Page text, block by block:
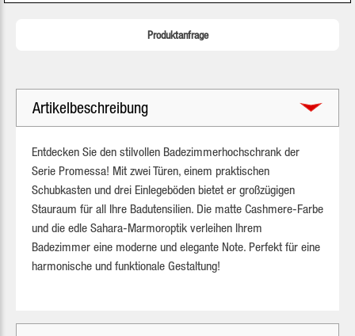
Produktanfrage
Artikelbeschreibung
Entdecken Sie den stilvollen Badezimmerhochschrank der
Serie Promessa! Mit zwei Türen, einem praktischen
Schubkasten und drei Einlegeböden bietet er großzügigen
Stauraum für all Ihre Badutensilien. Die matte Cashmere-Farbe
und die edle Sahara-Marmoroptik verleihen Ihrem
Badezimmer eine moderne und elegante Note. Perfekt für eine
harmonische und funktionale Gestaltung!